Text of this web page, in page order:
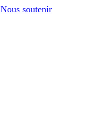
Nous soutenir